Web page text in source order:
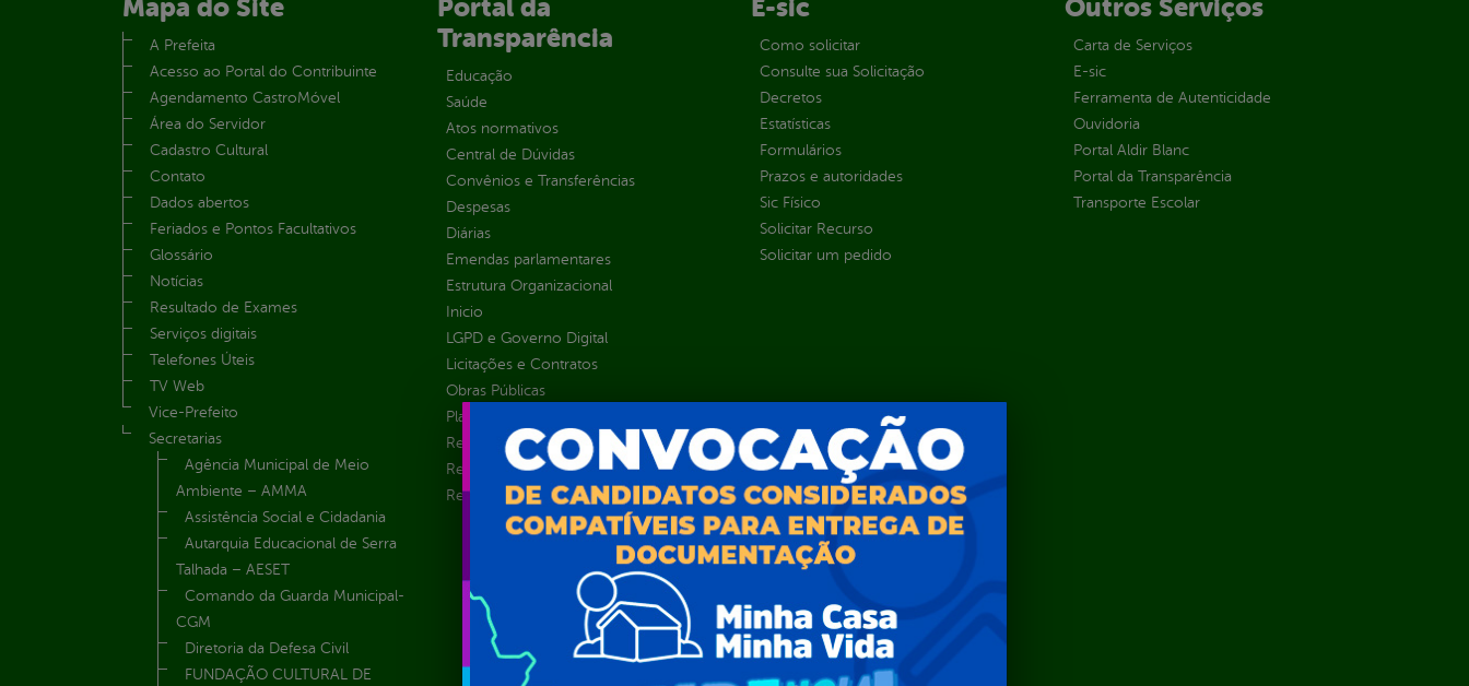
Mapa do Site
A Prefeita
Acesso ao Portal do Contribuinte
Agendamento CastroMóvel
Área do Servidor
Cadastro Cultural
Contato
Dados abertos
Feriados e Pontos Facultativos
Glossário
Notícias
Resultado de Exames
Serviços digitais
Telefones Úteis
TV Web
Vice-Prefeito
Secretarias
Agência Municipal de Meio
Ambiente – AMMA
Assistência Social e Cidadania
Autarquia Educacional de Serra
Talhada – AESET
Comando da Guarda Municipal-
CGM
Diretoria da Defesa Civil
FUNDAÇÃO CULTURAL DE
Portal da
Transparência
Educação
Saúde
Atos normativos
Central de Dúvidas
Convênios e Transferências
Despesas
Diárias
Emendas parlamentares
Estrutura Organizacional
Inicio
LGPD e Governo Digital
Licitações e Contratos
Obras Públicas
Planejamento e Prestação de Contas
Receitas
Recursos Humanos
Renúncias de Receitas
E-sic
Como solicitar
Consulte sua Solicitação
Decretos
Estatísticas
Formulários
Prazos e autoridades
Sic Físico
Solicitar Recurso
Solicitar um pedido
Outros Serviços
Carta de Serviços
E-sic
Ferramenta de Autenticidade
Ouvidoria
Portal Aldir Blanc
Portal da Transparência
Transporte Escolar